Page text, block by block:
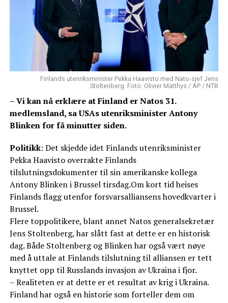
Finlands utenriksminister Pekka Haavisto med Nato-sjef Jens
Stoltenberg. Foto: Olivier Matthys / AP / NTB
– Vi kan nå erklære at Finland er Natos 31.
medlemsland, sa USAs utenriksminister Antony
Blinken for få minutter siden.
Politikk: Det skjedde idet Finlands utenriksminister
Pekka Haavisto overrakte Finlands
tilslutningsdokumenter til sin amerikanske kollega
Antony Blinken i Brussel tirsdag.Om kort tid heises
Finlands flagg utenfor forsvarsalliansens hovedkvarter i
Brussel.
Flere toppolitikere, blant annet Natos generalsekretær
Jens Stoltenberg, har slått fast at dette er en historisk
dag. Både Stoltenberg og Blinken har også vært nøye
med å uttale at Finlands tilslutning til alliansen er tett
knyttet opp til Russlands invasjon av Ukraina i fjor.
– Realiteten er at dette er et resultat av krig i Ukraina.
Finland har også en historie som forteller dem om